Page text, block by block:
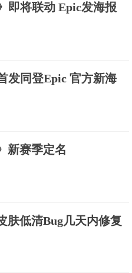
即将联动 Epic发海报
发同登Epic 官方新海
新赛季定名
肤低清Bug几天内修复